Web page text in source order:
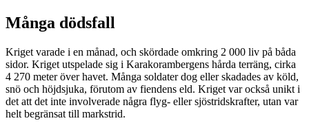
Många dödsfall
Kriget varade i en månad, och skördade omkring 2 000 liv på båda
sidor. Kriget utspelade sig i Karakorambergens hårda terräng, cirka
4 270 meter över havet. Många soldater dog eller skadades av köld,
snö och höjdsjuka, förutom av fiendens eld. Kriget var också unikt i
det att det inte involverade några flyg- eller sjöstridskrafter, utan var
helt begränsat till markstrid.